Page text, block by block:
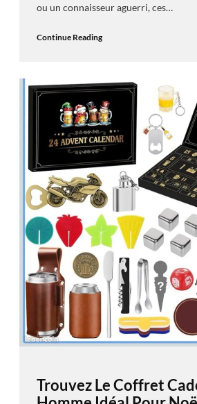
ou un connaisseur aguerri, ces…
Continue Reading
Trouvez Le Coffret